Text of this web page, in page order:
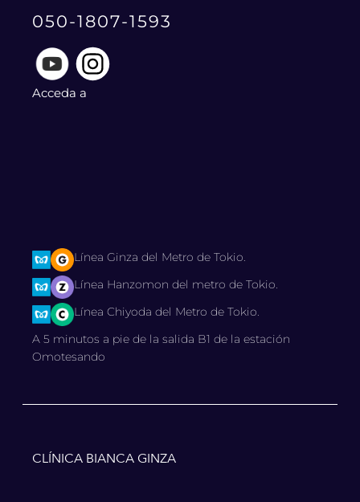
050-1807-1593
Acceda a
Línea Ginza del Metro de Tokio.
Línea Hanzomon del metro de Tokio.
Línea Chiyoda del Metro de Tokio.
A 5 minutos a pie de la salida B1 de la estación
Omotesando
CLÍNICA BIANCA GINZA